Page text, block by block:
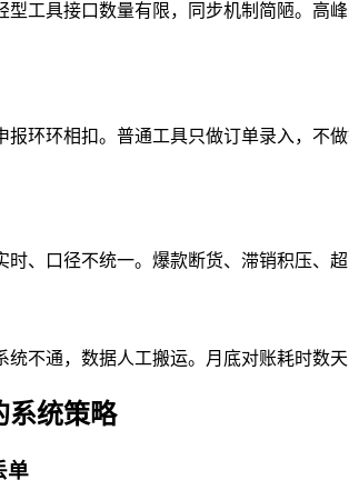
工具接口数量有限，同步机制简陋。高
环环相扣。普通工具只做订单录入，不
、口径不统一。爆款断货、滞销积压、
不通，数据人工搬运。月底对账耗时数
系统策略
单